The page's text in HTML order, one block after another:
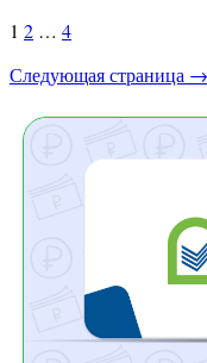
Пагинация
записей
1 2 … 4
Следующая страница →